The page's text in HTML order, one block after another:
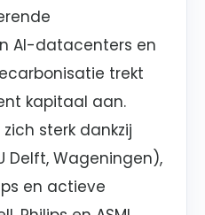
AI-datacenters en
trekt
kapitaal aan.
sterk dankzij
Delft, Wageningen),
en actieve